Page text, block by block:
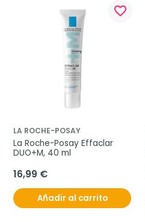
favorite_border
LA ROCHE-POSAY
La Roche-Posay Effaclar
DUO+M, 40 ml
16,99 €
Añadir al carrito